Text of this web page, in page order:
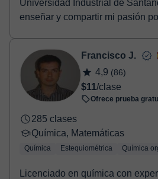
Universidad Industrial de
enseñar y compartir mi pasión
Francisco J.
4,9 (86)
$11/clase
Ofrece prueba
285 clases
Química, Matemáticas
Química Estequiométrica Química
Licenciado en química con